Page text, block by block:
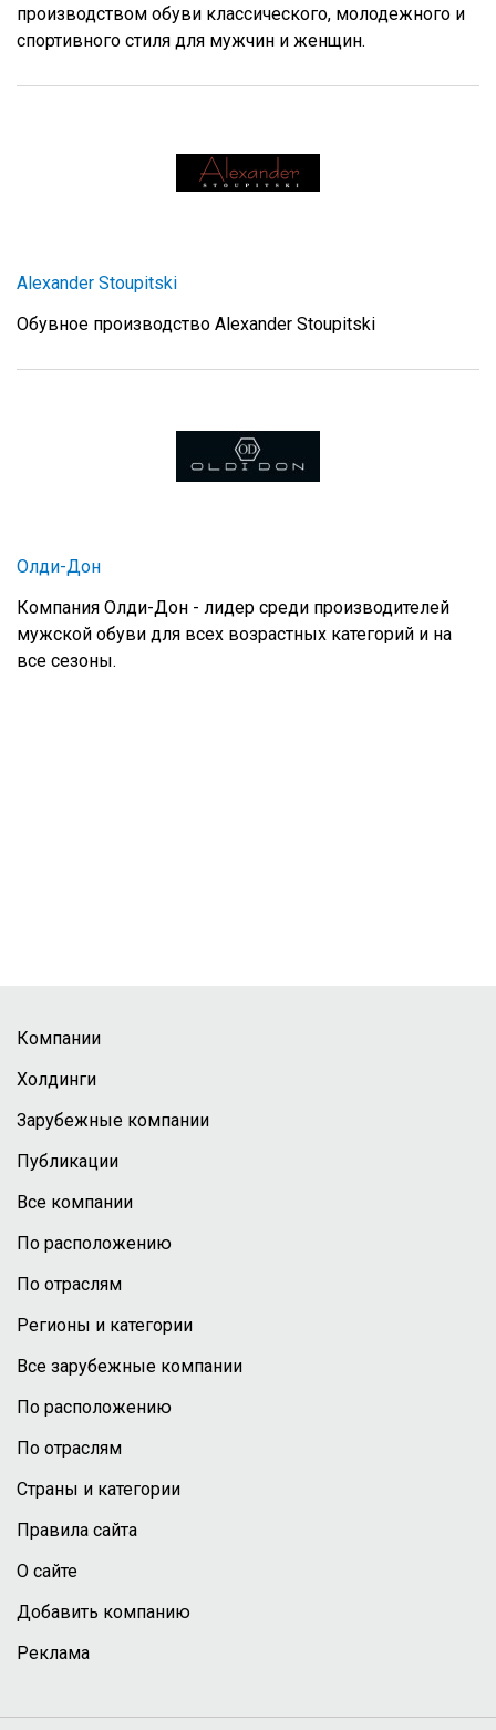
производством обуви классического, молодежного и
спортивного стиля для мужчин и женщин.
Alexander Stoupitski
Обувное производство Alexander Stoupitski
Олди-Дон
Компания Олди-Дон - лидер среди производителей
мужской обуви для всех возрастных категорий и на
все сезоны.
Компании
Холдинги
Зарубежные компании
Публикации
Все компании
По расположению
По отраслям
Регионы и категории
Все зарубежные компании
По расположению
По отраслям
Страны и категории
Правила сайта
О сайте
Добавить компанию
Реклама